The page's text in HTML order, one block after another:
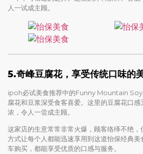
人一试成主顾。
5.奇峰豆腐花，享受传统口味的
ipoh必试美食推荐中的Funny Mountain
腐花和豆浆深受食客喜爱。这里的豆腐花口
浓，令人一尝成主顾。
这家店的生意常常非常火爆，顾客络绎不绝
方式让每个人都能迅速享用到这道怡保经典
车购买，都能享受优质的口感与服务。